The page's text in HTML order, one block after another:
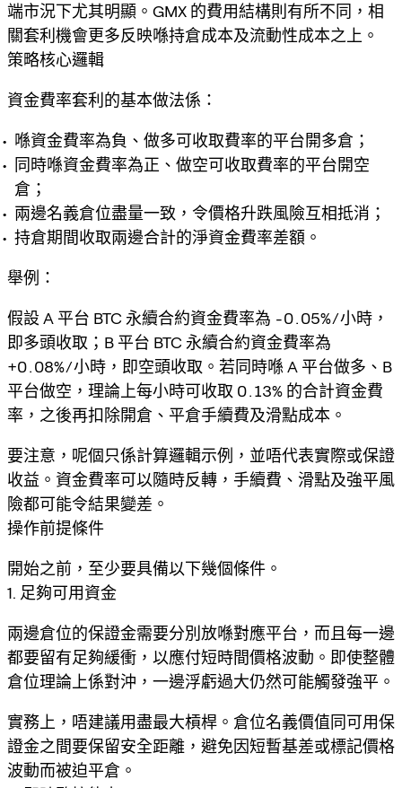
端市況下尤其明顯。GMX 的費用結構則有所不同，相
關套利機會更多反映喺持倉成本及流動性成本之上。
策略核心邏輯
資金費率套利的基本做法係：
喺資金費率為負、做多可收取費率的平台開多倉；
同時喺資金費率為正、做空可收取費率的平台開空
倉；
兩邊名義倉位盡量一致，令價格升跌風險互相抵消；
持倉期間收取兩邊合計的淨資金費率差額。
舉例：
假設 A 平台 BTC 永續合約資金費率為 -0.05%/小時 ，
即多頭收取；B 平台 BTC 永續合約資金費率為
+0.08%/小時 ，即空頭收取。若同時喺 A 平台做多、B
平台做空，理論上每小時可收取 0.13% 的合計資金費
率，之後再扣除開倉、平倉手續費及滑點成本。
要注意，呢個只係計算邏輯示例，並唔代表實際或保證
收益。資金費率可以隨時反轉，手續費、滑點及強平風
險都可能令結果變差。
操作前提條件
開始之前，至少要具備以下幾個條件。
1. 足夠可用資金
兩邊倉位的保證金需要分別放喺對應平台，而且每一邊
都要留有足夠緩衝，以應付短時間價格波動。即使整體
倉位理論上係對沖，一邊浮虧過大仍然可能觸發強平。
實務上，唔建議用盡最大槓桿。倉位名義價值同可用保
證金之間要保留安全距離，避免因短暫基差或標記價格
波動而被迫平倉。